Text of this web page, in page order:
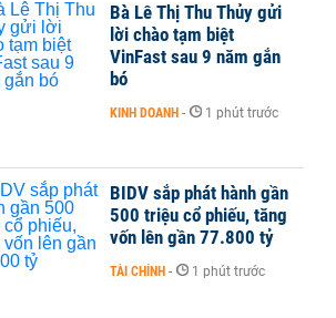
Bà Lê Thị Thu Thủy gửi
lời chào tạm biệt
VinFast sau 9 năm gắn
bó
KINH DOANH - 1 phút trước
BIDV sắp phát hành gần
500 triệu cổ phiếu, tăng
vốn lên gần 77.800 tỷ
TÀI CHÍNH - 1 phút trước